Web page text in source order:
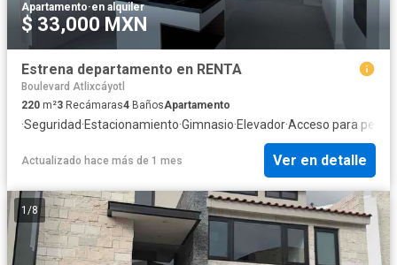
Apartamento·en alquiler
$ 33,000 MXN
Estrena departamento en RENTA
Boulevard Atlixcáyotl
220 m²3 Recámaras4 BañosApartamento
·Seguridad·Estacionamiento·Gimnasio·Elevador·Acceso para
Actualizado hace más de 1 mes Ver en detalle
1 /8